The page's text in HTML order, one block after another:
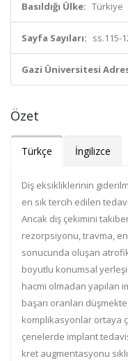
Basıldığı Ülke: Türkiye
Sayfa Sayıları: ss.115-
Gazi Üniversitesi
Özet
Türkçe İngilizce
Diş eksikliklerinin
en sık tercih edilen
Ancak diş çekimini
rezorpsiyonu, travma,
sonucunda oluşan
boyutlu konumsal
hacmi olmadan yapılan
başarı oranları
komplikasyonlar ortaya
çenelerde implant
kret augmentasyonu